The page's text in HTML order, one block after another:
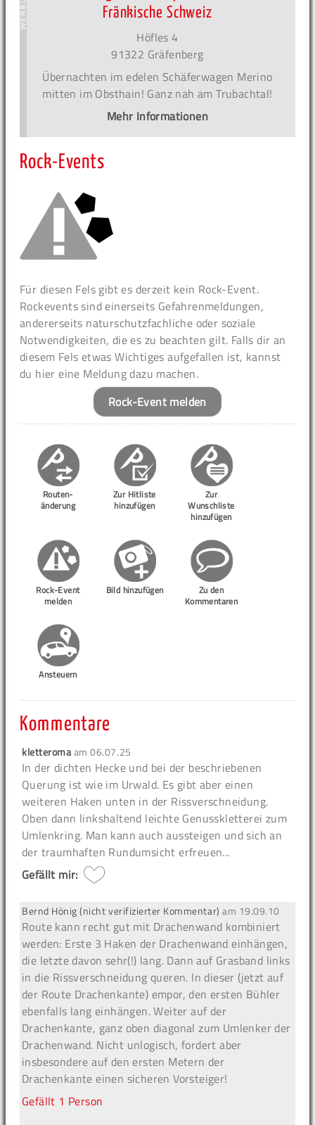
Fränkische Schweiz
Höfles 4
91322 Gräfenberg
Übernachten im edelen Schäferwagen Merino
mitten im Obsthain! Ganz nah am Trubachtal!
Mehr Informationen
Rock-Events
Für diesen Fels gibt es derzeit kein Rock-Event.
Rockevents sind einerseits Gefahrenmeldungen,
andererseits naturschutzfachliche oder soziale
Notwendigkeiten, die es zu beachten gilt. Falls dir an
diesem Fels etwas Wichtiges aufgefallen ist, kannst
du hier eine Meldung dazu machen.
Rock-Event melden
Routen-
änderung
Zur Hitliste
hinzufügen
Zur
Wunschliste
hinzufügen
Rock-Event
melden
Bild hinzufügen
Zu den
Kommentaren
Ansteuern
Kommentare
kletteromaam06.07.25
In der dichten Hecke und bei der beschriebenen
Querung ist wie im Urwald. Es gibt aber einen
weiteren Haken unten in der Rissverschneidung.
Oben dann linkshaltend leichte Genusskletterei zum
Umlenkring. Man kann auch aussteigen und sich an
der traumhaften Rundumsicht erfreuen...
Gefällt mir:
Bernd Hönig (nicht verifizierter Kommentar) am 19.09.10
Route kann recht gut mit Drachenwand kombiniert
werden: Erste 3 Haken der Drachenwand einhängen,
die letzte davon sehr(!) lang. Dann auf Grasband links
in die Rissverschneidung queren. In dieser (jetzt auf
der Route Drachenkante) empor, den ersten Bühler
ebenfalls lang einhängen. Weiter auf der
Drachenkante, ganz oben diagonal zum Umlenker der
Drachenwand. Nicht unlogisch, fordert aber
insbesondere auf den ersten Metern der
Drachenkante einen sicheren Vorsteiger!
Gefällt 1 Person